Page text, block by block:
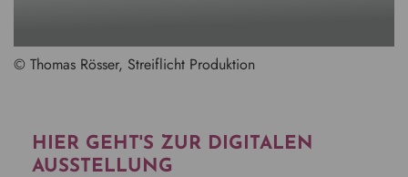
© Thomas Rösser, Streiflicht Produktion
HIER GEHT'S ZUR DIGITALEN
AUSSTELLUNG